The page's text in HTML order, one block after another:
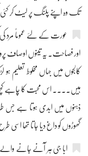
تک وہ اپنے پلنگ پر لیٹ کر کئی
عورت کے لئے عموماً مرد
اور فصاحت۔ یہ تینوں اوصاف
کالجوں میں جہاں مخلوط تعلیم ہو
ہیں.... اس محبت کا چاہے کچھ
ذہنوں میں ابدی ہوتا ہے جس
گھوڑوں کو داغ دیا جاتا تھا
ابا جی ہر آنے جانے